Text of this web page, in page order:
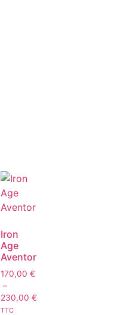
Iron
Age
Aventor
170,00 €
–
230,00 €
TTC